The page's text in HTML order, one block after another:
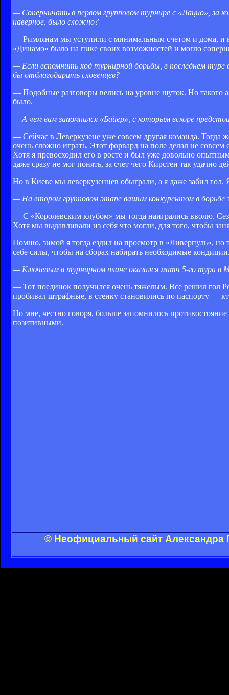
— Соперничать в первом групповом турнире с «Лацио», за
наверное, было сложно?
— Римлянам мы уступили с минимальным счетом и дома, и в
«Динамо» было на пике своих возможностей и могло
— Если вспомнить ход турнирной борьбы, в последнем
бы отблагодарить словенцев?
— Подобные разговоры велись на уровне шуток. Но такого
было.
— А чем вам запомнился «Байер», с которым вскоре
— Сейчас в Леверкузене уже совсем другая команда.
очень сложно играть. Этот форвард на поле делал не
Хотя я превосходил его в росте и был уже довольно
даже сразу не мог понять, за счет чего Кирстен так удачно
Но в Киеве мы леверкузенцев обыграли, а я даже забил
— На втором групповом этапе вашим конкурентом в борьбе
— С «Королевским клубом» мы тогда наигрались вволю.
Хотя мы выдавливали из себя что могли, для того, чтобы
Помню, зимой я тогда ездил на просмотр в «Ливерпуль»,
себе силы, чтобы на сборах набирать необходимые
— Ключевым в турнирном плане оказался матч 5-го тура в
— Тот поединок получился очень тяжелым. Все решил гол
пробивал штрафные, в стенку становились по паспорту —
Но мне, честно говоря, больше запомнилось
позитивными.
© Неофициальный сайт Александра